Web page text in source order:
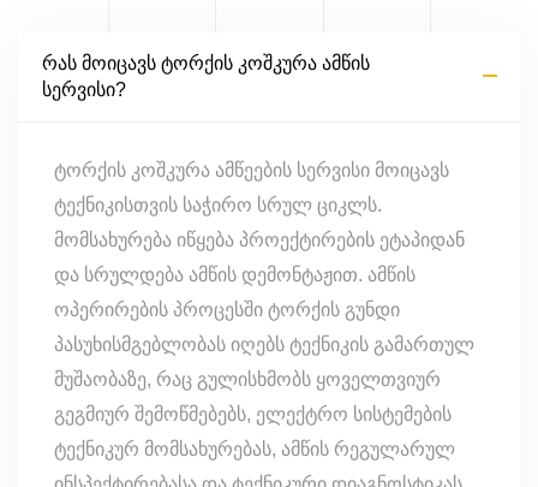
რას მოიცავს ტორქის კოშკურა ამწის
სერვისი?
ტორქის კოშკურა ამწეების სერვისი მოიცავს
ტექნიკისთვის საჭირო სრულ ციკლს.
მომსახურება იწყება პროექტირების ეტაპიდან
და სრულდება ამწის დემონტაჟით. ამწის
ოპერირების პროცესში ტორქის გუნდი
პასუხისმგებლობას იღებს ტექნიკის გამართულ
მუშაობაზე, რაც გულისხმობს ყოველთვიურ
გეგმიურ შემოწმებებს, ელექტრო სისტემების
ტექნიკურ მომსახურებას, ამწის რეგულარულ